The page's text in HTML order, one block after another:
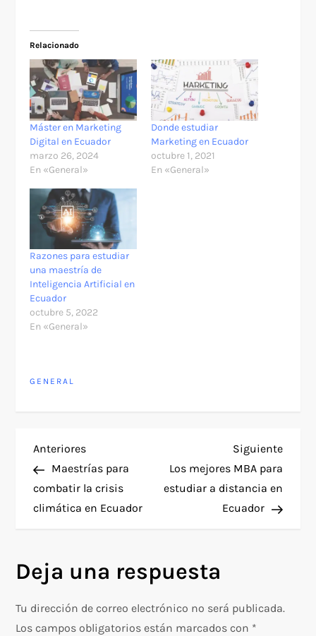
Relacionado
Máster en Marketing
Digital en Ecuador
marzo 26, 2024
En «General»
Donde estudiar
Marketing en Ecuador
octubre 1, 2021
En «General»
Razones para estudiar
una maestría de
Inteligencia Artificial en
Ecuador
octubre 5, 2022
En «General»
GENERAL
N
a
v
g
a
Entrada
anterior
Anteriores
Maestrías para
combatir la crisis
climática en Ecuador
Siguiente
Los mejores MBA para
estudiar a distancia en
Ecuador
Deja una respuesta
Tu dirección de correo electrónico no será publicada.
Los campos obligatorios están marcados con *